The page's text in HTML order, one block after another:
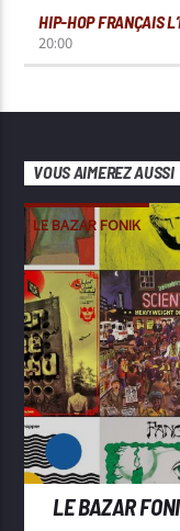
HIP-HOP FRANÇAIS
20:00
VOUS AIMEREZ AUSSI
LE BAZAR FONIK
LE BAZAR